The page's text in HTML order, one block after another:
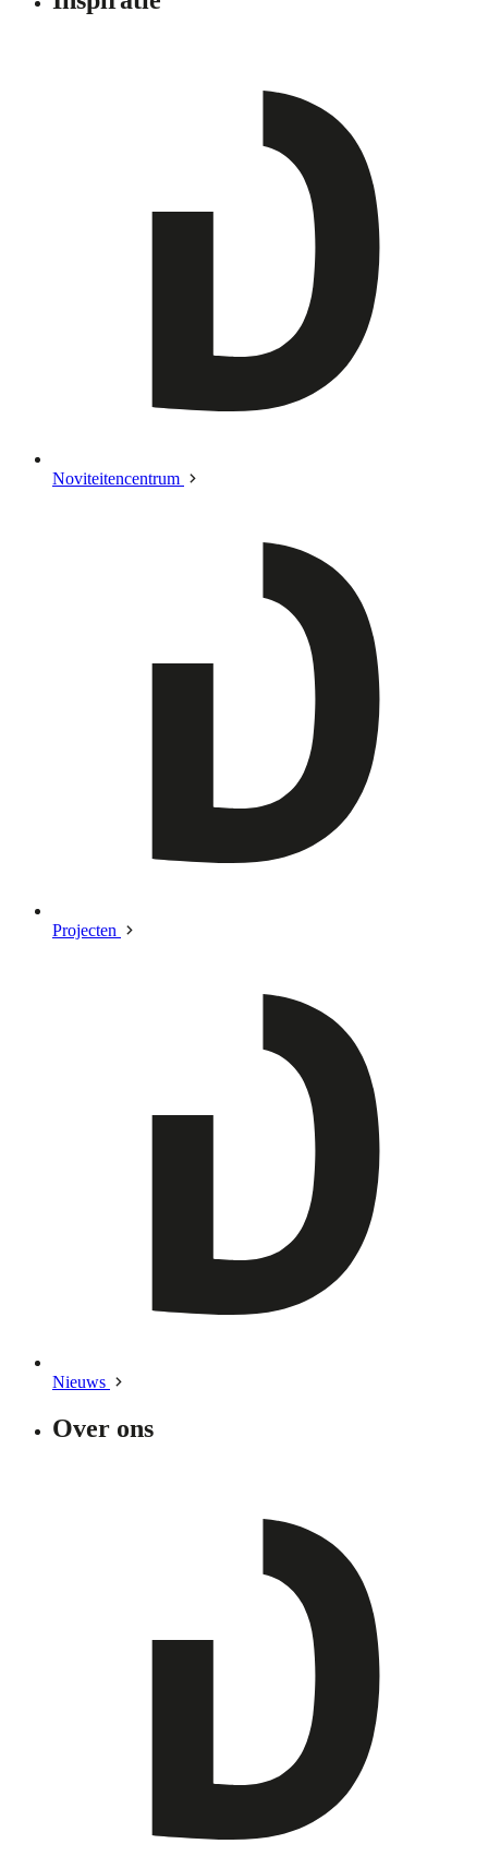
Noviteitencentrum
Projecten
Nieuws
Over ons